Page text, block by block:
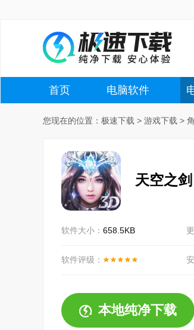
首页 电脑软件
您现在的位置： 极速下载 > 游戏下载 >
天空之剑
软件大小： 658.5KB
软件评级：
本地纯净下载